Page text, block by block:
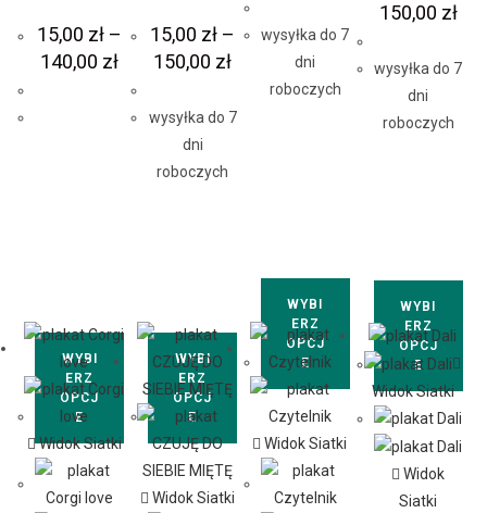
15,00 zł –
140,00 zł
WYBI
ERZ
OPCJ
E
15,00 zł –
150,00 zł
wysyłka do 7
dni
roboczych
WYBI
ERZ
OPCJ
E
wysyłka do 7
dni
roboczych
WYBI
ERZ
OPCJ
E
150,00 zł
wysyłka do 7
dni
roboczych
WYBI
ERZ
OPCJ
E
Widok Siatki
Widok Siatki
Widok Siatki
Widok Siatki
Widok
Siatki